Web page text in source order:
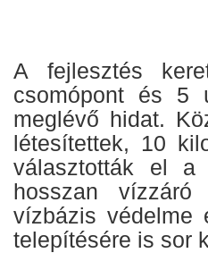
A fejlesztés
csomópont és
meglévő hidat.
létesítettek, 10
választották el a
hosszan
vízbázis védelme
telepítésére is sor